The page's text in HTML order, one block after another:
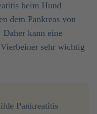
beim Hund
dem Pankreas von
kann eine
sehr wichtig
Pankreatitis